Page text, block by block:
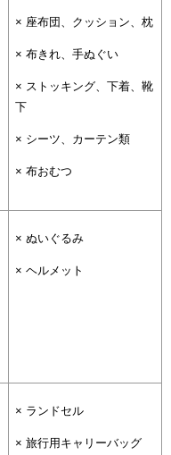
× 座布団、クッション、枕
× 布きれ、手ぬぐい
× ストッキング、下着、靴
下
× シーツ、カーテン類
× 布おむつ
× ぬいぐるみ
× ヘルメット
× ランドセル
× 旅行用キャリーバッグ